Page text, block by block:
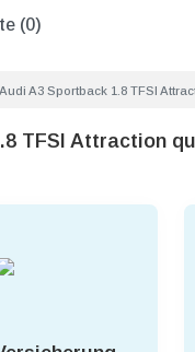
(0)
Audi A3 Sportback 1.8 TFSI
TFSI Attraction